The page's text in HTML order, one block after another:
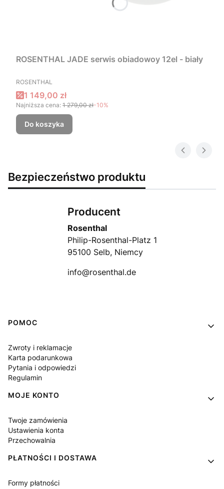
ROSENTHAL JADE serwis obiadowoy 12el - biały
PRODUCENT
ROSENTHAL
Cena promocyjna
1 149,00 zł
Najniższa cena: 1 279,00 zł-10%
Do koszyka
Bezpieczeństwo produktu
Producent
Rosenthal
Philip-Rosenthal-Platz 1
95100 Selb, Niemcy
info@rosenthal.de
Linki w stopce
POMOC
Zwroty i reklamacje
Karta podarunkowa
Pytania i odpowiedzi
Regulamin
MOJE KONTO
Twoje zamówienia
Ustawienia konta
Przechowalnia
PŁATNOŚCI I DOSTAWA
Formy płatności